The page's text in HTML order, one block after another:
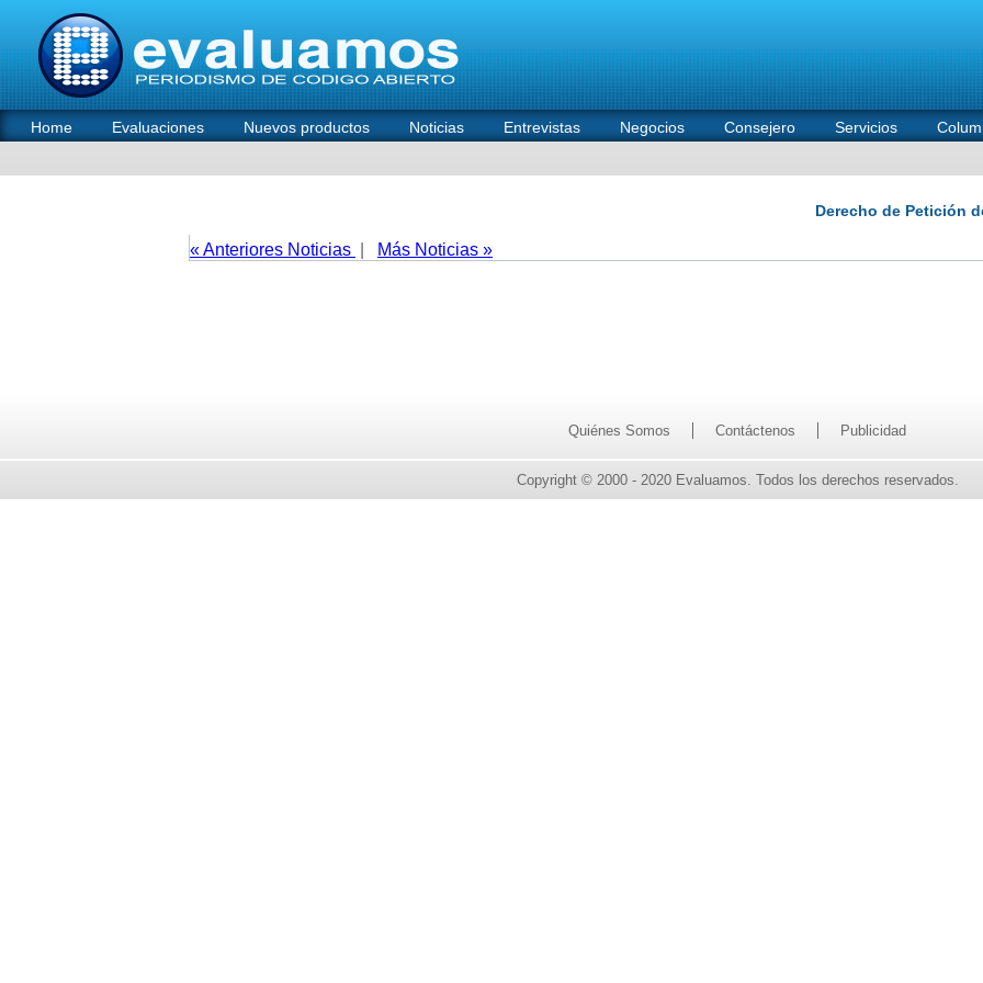
Home Evaluaciones Nuevos productos Noticias Entrevistas Negocios Consejero Servicios
« Anteriores Noticias Más Noticias »
Quiénes Somos Contáctenos Publicidad
Copyright © 2000 - 2020 Evaluamos. Todos los derechos reservados.